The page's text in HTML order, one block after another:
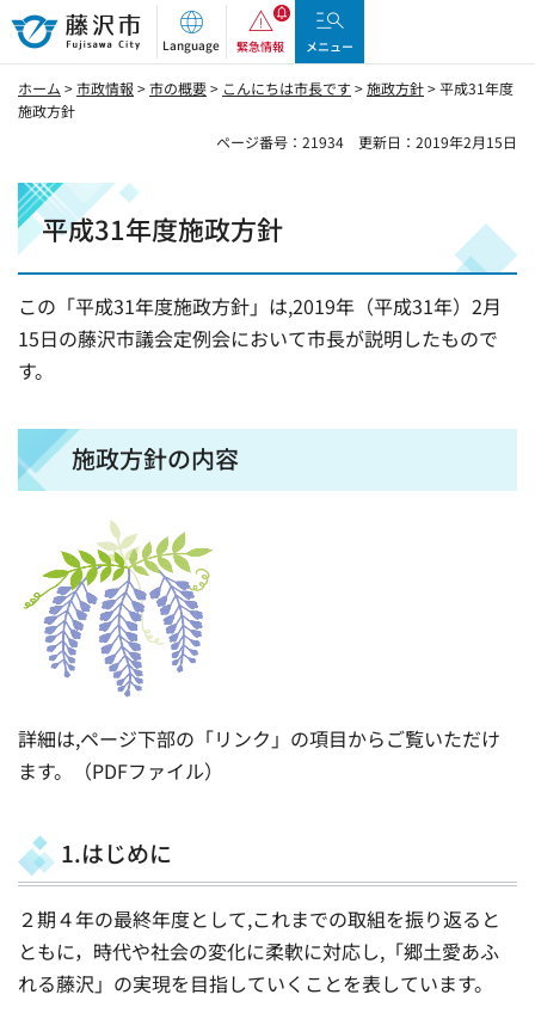
藤沢市
Language 緊急情報 メニュー
ホーム >市政情報 >市の概要> こんにちは市長です>施政方針> 平成31年度
施政方針
ページ番号：21934
更新日：2019年2月15日
平成31年度施政方針
この「平成31年度施政方針」は,2019年（平成31年）2月
15日の藤沢市議会定例会において市長が説明したもので
す。
施政方針の内容
詳細は,ページ下部の「リンク」の項目からご覧いただけ
ます。（PDFファイル）
1.はじめに
２期４年の最終年度として,これまでの取組を振り返ると
ともに，時代や社会の変化に柔軟に対応し,「郷土愛あふ
れる藤沢」の実現を目指していくことを表しています。